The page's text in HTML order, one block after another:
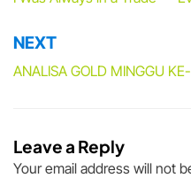
NEXT
ANALISA GOLD MINGGU
Leave a Reply
Your email address will not